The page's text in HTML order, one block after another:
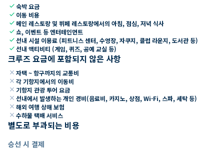
check숙박 요금
check 이동 비용
check 메인 레스토랑 및 뷔페 레스토랑에서의 아침, 점심, 저녁 식사
check쇼, 이벤트 등 엔터테인먼트
check선내 시설 이용료 (피트니스 센터, 수영장, 자쿠지, 클럽 라운지, 도서관 등)
check선내 액티비티 (게임, 퀴즈, 공예 교실 등)
크루즈 요금에 포함되지 않은 사항
close 자택 ~ 항구까지의 교통비
close 각 기항지에서의 이동비
close 기항지 관광 투어 요금
close 선내에서 발생하는 개인 경비(음료비, 카지노, 상점, Wi-Fi, 스파, 세탁 등)
close 해외 여행 상해 보험
close 수하물 택배 서비스
별도로 부과되는 비용
승선 시 결제